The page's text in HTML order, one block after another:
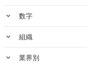
keyboard_arrow_down 数字
keyboard_arrow_down 組織
keyboard_arrow_down 業界別